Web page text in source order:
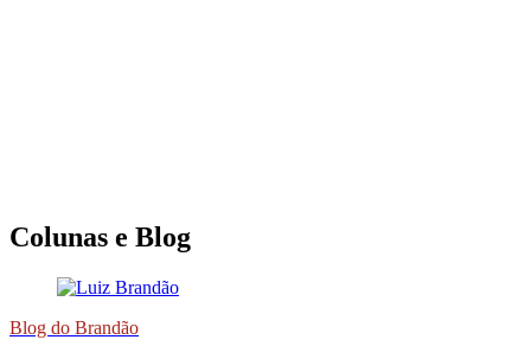
Colunas e Blog
Blog do Brandão